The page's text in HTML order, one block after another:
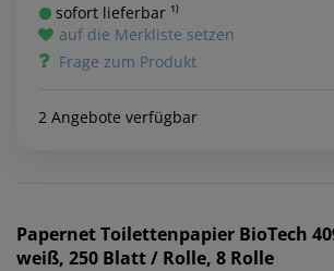
sofort lieferbar ¹⁾
auf die Merkliste setzen
Frage zum Produkt
2 Angebote verfügbar
PapernetToilettenpapier BioTech
weiß, 250 Blatt / Rolle, 8 Rolle